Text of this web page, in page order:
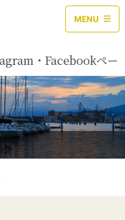
MENU
・Facebookペー